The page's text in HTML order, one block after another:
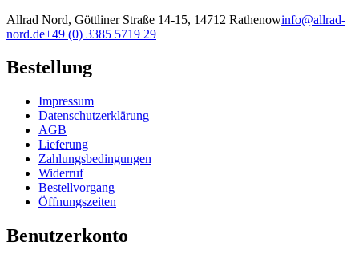
Allrad Nord, Göttliner Straße 14-15, 14712 Rathenowinfo@allrad-
nord.de+49 (0) 3385 5719 29
Bestellung
Impressum
Datenschutzerklärung
AGB
Lieferung
Zahlungsbedingungen
Widerruf
Bestellvorgang
Öffnungszeiten
Benutzerkonto